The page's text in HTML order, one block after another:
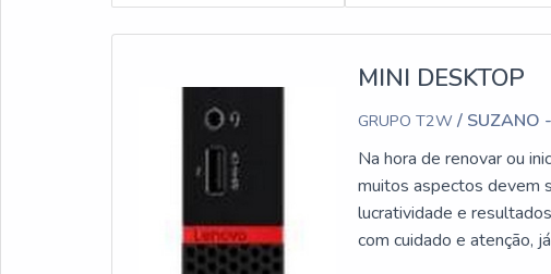
MINI DESKTOP
GRUPO T2W/ SUZANO
Na hora de renovar ou
muitos aspectos devem
lucratividade e
com cuidado e atenção,